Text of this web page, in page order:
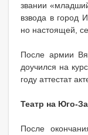
звании
взвода в город
но настоящей,
После армии
доучился на
году аттестат
Театр на Юго-
После